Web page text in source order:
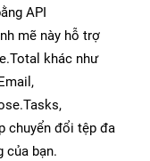
API
mẽ này hỗ trợ
khác như
chuyển đổi tệp đa
của bạn.